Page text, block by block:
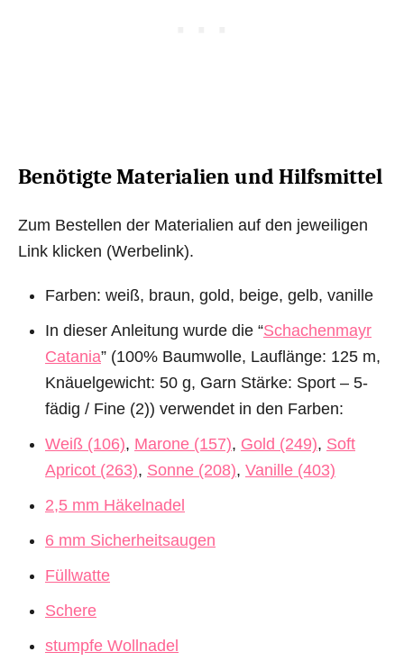
Benötigte Materialien und Hilfsmittel
Zum Bestellen der Materialien auf den jeweiligen
Link klicken (Werbelink).
Farben: weiß, braun, gold, beige, gelb, vanille
In dieser Anleitung wurde die “Schachenmayr
Catania” (100% Baumwolle, Lauflänge: 125 m,
Knäuelgewicht: 50 g, Garn Stärke: Sport – 5-
fädig / Fine (2)) verwendet in den Farben:
Weiß (106), Marone (157), Gold (249), Soft
Apricot (263), Sonne (208), Vanille (403)
2,5 mm Häkelnadel
6 mm Sicherheitsaugen
Füllwatte
Schere
stumpfe Wollnadel